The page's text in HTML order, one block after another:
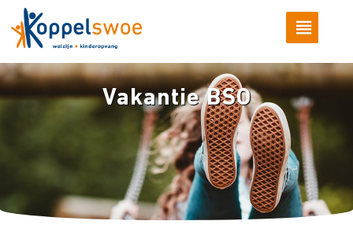
Vakantie BSO